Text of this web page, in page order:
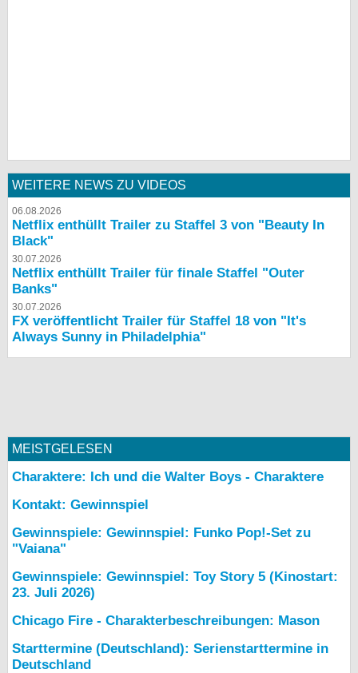
WEITERE NEWS ZU VIDEOS
06.08.2026
Netflix enthüllt Trailer zu Staffel 3 von "Beauty In
Black"
30.07.2026
Netflix enthüllt Trailer für finale Staffel "Outer
Banks"
30.07.2026
FX veröffentlicht Trailer für Staffel 18 von "It's
Always Sunny in Philadelphia"
MEISTGELESEN
Charaktere: Ich und die Walter Boys - Charaktere
Kontakt: Gewinnspiel
Gewinnspiele: Gewinnspiel: Funko Pop!-Set zu
"Vaiana"
Gewinnspiele: Gewinnspiel: Toy Story 5 (Kinostart:
23. Juli 2026)
Chicago Fire - Charakterbeschreibungen: Mason
Starttermine (Deutschland): Serienstarttermine in
Deutschland